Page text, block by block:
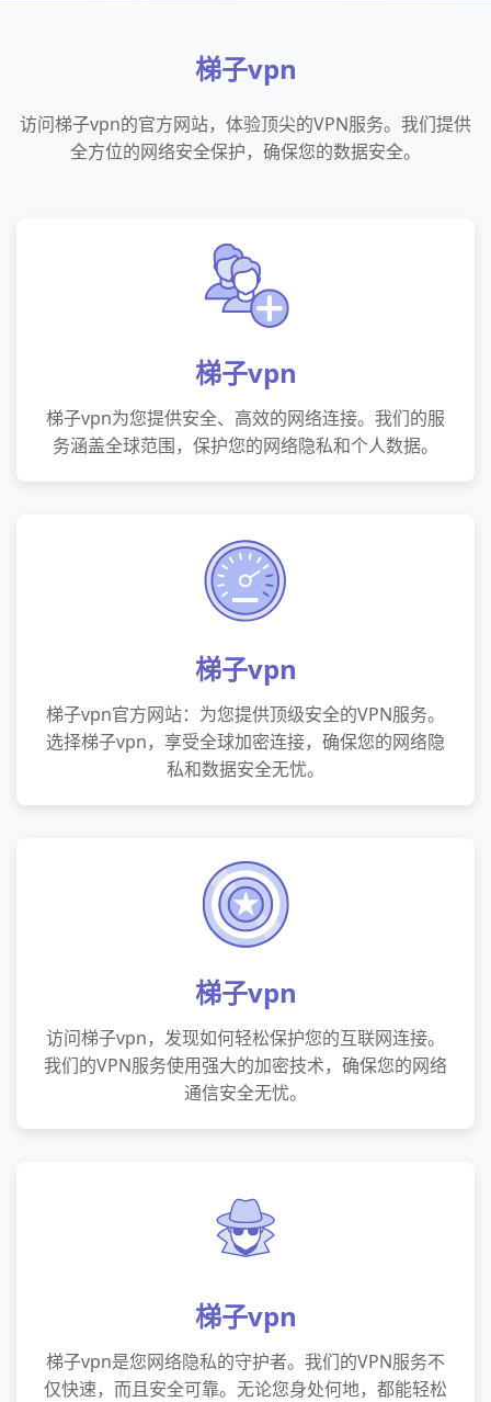
梯子vpn
访问梯子vpn的官方网站，体验顶尖的VPN服务。我们提供
全方位的网络安全保护，确保您的数据安全。
梯子vpn
梯子vpn为您提供安全、高效的网络连接。我们的服
务涵盖全球范围，保护您的网络隐私和个人数据。
梯子vpn
梯子vpn官方网站：为您提供顶级安全的VPN服务。
选择梯子vpn，享受全球加密连接，确保您的网络隐
私和数据安全无忧。
梯子vpn
访问梯子vpn，发现如何轻松保护您的互联网连接。
我们的VPN服务使用强大的加密技术，确保您的网络
通信安全无忧。
梯子vpn
梯子vpn是您网络隐私的守护者。我们的VPN服务不
仅快速，而且安全可靠。无论您身处何地，都能轻松